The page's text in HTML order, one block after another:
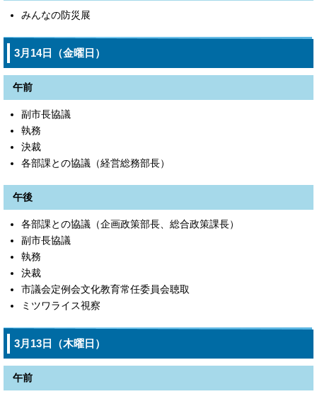
みんなの防災展
3月14日（金曜日）
午前
副市長協議
執務
決裁
各部課との協議（経営総務部長）
午後
各部課との協議（企画政策部長、総合政策課長）
副市長協議
執務
決裁
市議会定例会文化教育常任委員会聴取
ミツワライス視察
3月13日（木曜日）
午前